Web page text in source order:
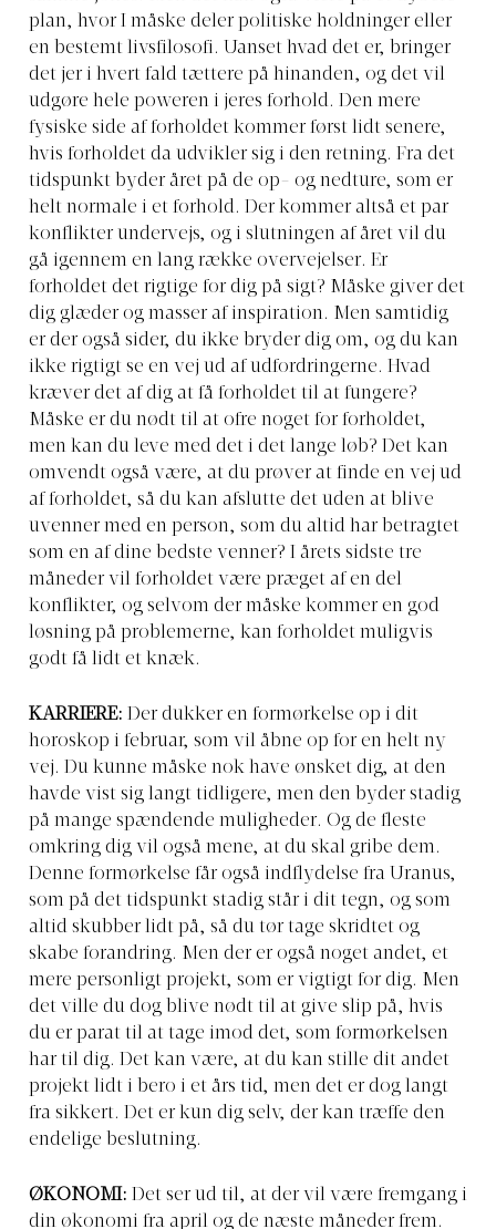
plan, hvor I måske deler politiske holdninger eller
en bestemt livsfilosofi. Uanset hvad det er, bringer
det jer i hvert fald tættere på hinanden, og det vil
udgøre hele poweren i jeres forhold. Den mere
fysiske side af forholdet kommer først lidt senere,
hvis forholdet da udvikler sig i den retning. Fra det
tidspunkt byder året på de op- og nedture, som er
helt normale i et forhold. Der kommer altså et par
konflikter undervejs, og i slutningen af året vil du
gå igennem en lang række overvejelser. Er
forholdet det rigtige for dig på sigt? Måske giver det
dig glæder og masser af inspiration. Men samtidig
er der også sider, du ikke bryder dig om, og du kan
ikke rigtigt se en vej ud af udfordringerne. Hvad
kræver det af dig at få forholdet til at fungere?
Måske er du nødt til at ofre noget for forholdet,
men kan du leve med det i det lange løb? Det kan
omvendt også være, at du prøver at finde en vej ud
af forholdet, så du kan afslutte det uden at blive
uvenner med en person, som du altid har betragtet
som en af dine bedste venner? I årets sidste tre
måneder vil forholdet være præget af en del
konflikter, og selvom der måske kommer en god
løsning på problemerne, kan forholdet muligvis
godt få lidt et knæk.
KARRIERE: Der dukker en formørkelse op i dit
horoskop i februar, som vil åbne op for en helt ny
vej. Du kunne måske nok have ønsket dig, at den
havde vist sig langt tidligere, men den byder stadig
på mange spændende muligheder. Og de fleste
omkring dig vil også mene, at du skal gribe dem.
Denne formørkelse får også indflydelse fra Uranus,
som på det tidspunkt stadig står i dit tegn, og som
altid skubber lidt på, så du tør tage skridtet og
skabe forandring. Men der er også noget andet, et
mere personligt projekt, som er vigtigt for dig. Men
det ville du dog blive nødt til at give slip på, hvis
du er parat til at tage imod det, som formørkelsen
har til dig. Det kan være, at du kan stille dit andet
projekt lidt i bero i et års tid, men det er dog langt
fra sikkert. Det er kun dig selv, der kan træffe den
endelige beslutning.
ØKONOMI: Det ser ud til, at der vil være fremgang i
din økonomi fra april og de næste måneder frem.